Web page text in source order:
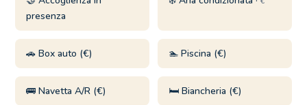
presenza
🚗 Box auto (€) 🏊 Piscina (€)
🚌 Navetta A/R (€) 🛏️ Biancheria (€)